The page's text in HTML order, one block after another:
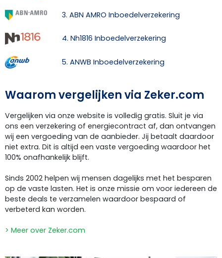
3. ABN AMRO Inboedelverzekering
4. Nh1816 Inboedelverzekering
5. ANWB Inboedelverzekering
Waarom vergelijken via Zeker.com
Vergelijken via onze website is volledig gratis. Sluit je via
ons een verzekering of energiecontract af, dan ontvangen
wij een vergoeding van de aanbieder. Jij betaalt daardoor
niet extra. Dit is altijd een vaste vergoeding waardoor het
100% onafhankelijk blijft.
Sinds 2002 helpen wij mensen dagelijks met het besparen
op de vaste lasten. Het is onze missie om voor iedereen de
beste deals te verzamelen waardoor bespaard of
verbeterd kan worden.
> Meer over Zeker.com